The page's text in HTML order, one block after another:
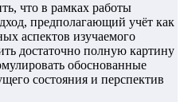
что в рамках работы
предполагающий учёт как
аспектов изучаемого
достаточно полную картину
обоснованные
состояния и перспектив